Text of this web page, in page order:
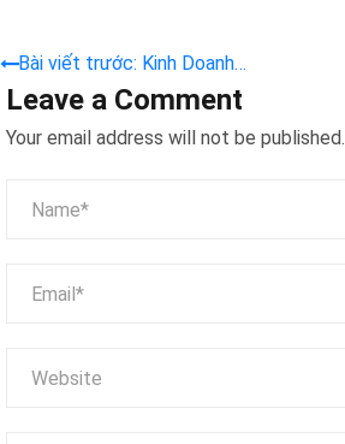
Bài viết trước: Kinh Doanh
Máy Bắn Cá – Có Bị Cấm
Không? Luật Pháp Việt Nam
Leave a Comment
Your email address will not be published.